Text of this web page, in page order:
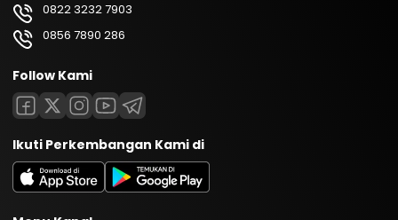
0822 3232 7903
0856 7890 286
Follow Kami
Ikuti Perkembangan Kami di